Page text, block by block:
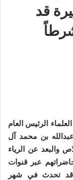
قد
الرئيس العام
عبدالله بن محمد آل
والبعد عن الرياء
عبر قنوات
قد تحدث في شهر